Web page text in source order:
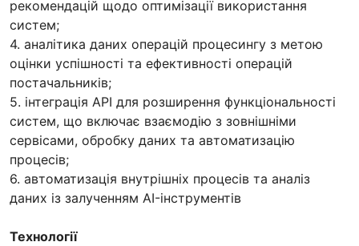
рекомендацій щодо оптимізації використання
систем;
4. аналітика даних операцій процесингу з метою
оцінки успішності та ефективності операцій
постачальників;
5. інтеграція API для розширення функціональності
систем, що включає взаємодію з зовнішніми
сервісами, обробку даних та автоматизацію
процесів;
6. автоматизація внутрішніх процесів та аналіз
даних із залученням AI-інструментів
Технології